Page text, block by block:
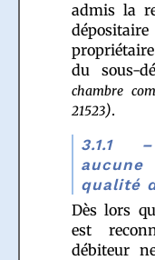
admis la
du sous-
chambre
21523).
3.1.1
qualité
Dès lors
est
débiteur